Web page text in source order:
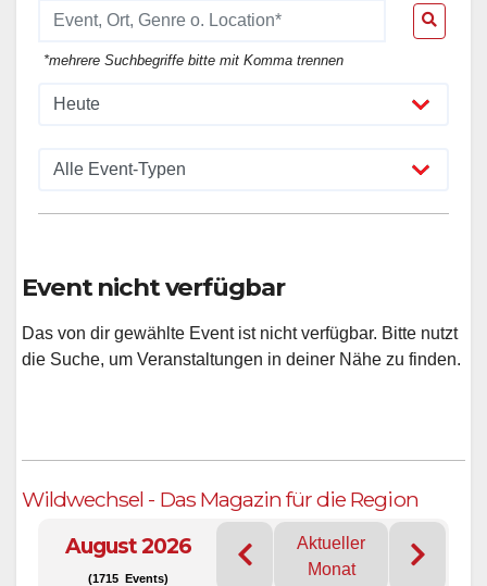
*mehrere Suchbegriffe bitte mit Komma trennen
Event nicht verfügbar
Das von dir gewählte Event ist nicht verfügbar. Bitte nutzt
die Suche, um Veranstaltungen in deiner Nähe zu finden.
Wildwechsel - Das Magazin für die Region
August 2026
(1715 Events)
Aktueller
Monat